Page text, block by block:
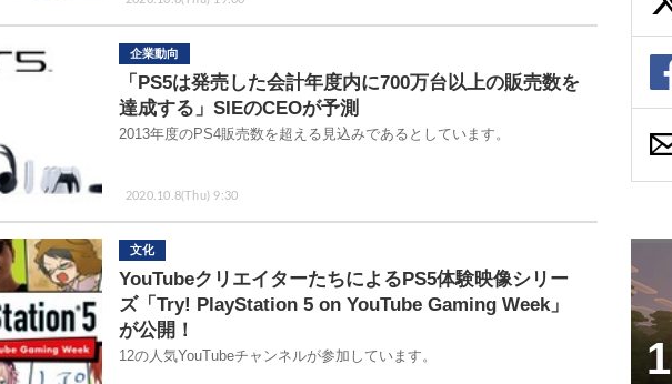
企業動向
2020.10.8(Thu) 9:30
「PS5は発売した会計年度内に700万台以上の販売数を
達成する」SIEのCEOが予測
2013年度のPS4販売数を超える見込みであるとしています。
文化
YouTubeクリエイターたちによるPS5体験映像シリー
ズ「Try! PlayStation 5 on YouTube Gaming Week」
が公開！
12の人気YouTubeチャンネルが参加しています。